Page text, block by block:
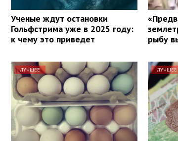
Ученые ждут остановки
Гольфстрима уже в 2025 году:
к чему это приведет
рыбу
ЛУЧШЕЕ ЛУЧШЕЕ